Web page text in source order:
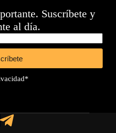
Suscríbete y
al día.
*